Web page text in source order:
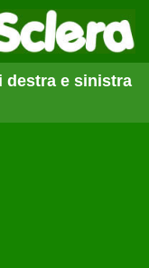
destra e sinistra